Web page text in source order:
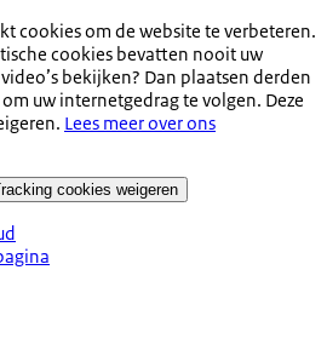
cookies om de website te verbeteren.
cookies bevatten nooit uw
bekijken? Dan plaatsen derden
uw internetgedrag te volgen. Deze
Lees meer over ons
cookies weigeren